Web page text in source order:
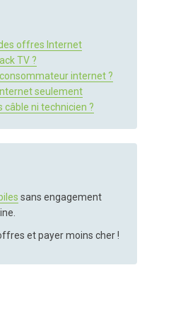
offres Internet
TV ?
internet ?
seulement
câble ni technicien ?
sans engagement
et payer moins cher !